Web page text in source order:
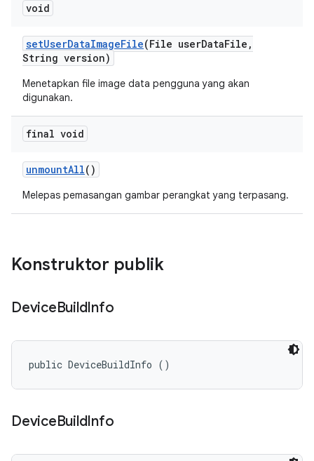
void
setUserDataImageFile(File userDataFile ,
String version)
Menetapkan file image data pengguna yang akan
digunakan.
final void
unmountAll()
Melepas pemasangan gambar perangkat yang terpasang.
Konstruktor publik
DeviceBuildInfo
public DeviceBuildInfo ()
DeviceBuildInfo